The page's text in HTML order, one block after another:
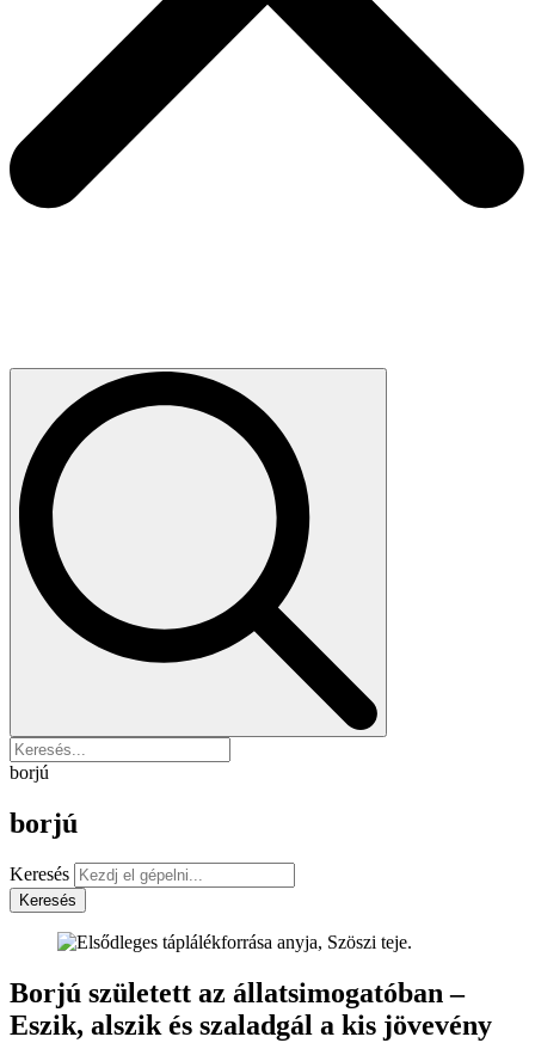
borjú
borjú
Keresés
Keresés
Borjú született az állatsimogatóban –
Eszik, alszik és szaladgál a kis jövevény